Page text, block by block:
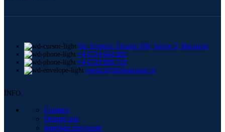
Str. Frederic Chopin 30B, Sector 2, București
+4 0724 664 885
+4 0729 998 728
contact@shishamaster.ro
INFO
Contact
Despre noi
Intrebări frecvente